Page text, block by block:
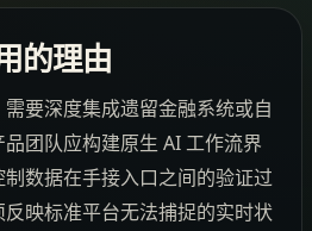
的理由
要深度集成遗留金融系统或自
团队应构建原生 AI 工作流界
数据在手接入口之间的验证过
映标准平台无法捕捉的实时状